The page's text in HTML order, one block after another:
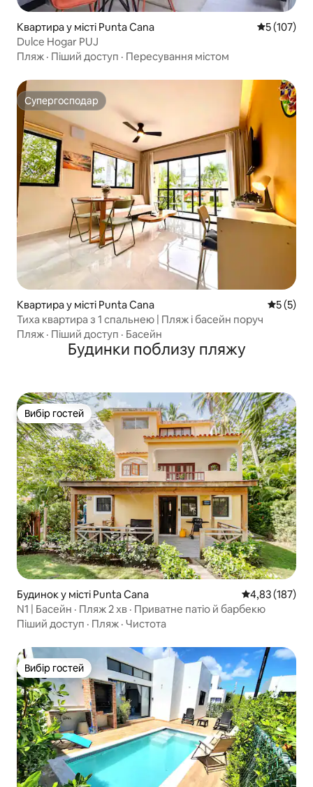
Квартира у місті Punta Cana Середня
5 (107)
Dulce Hogar PUJ
Пляж · Піший доступ · Пересування містом
Супергосподар
Супергосподар
Квартира у місті Punta Cana Середня
5 (5)
Тиха квартира з 1 спальнею | Пляж і басейн поруч
Пляж · Піший доступ · Басейн
Будинки поблизу пляжу
Вибір гостей
Вибір гостей
Будинок у місті Punta Cana Середня
4,83 (187)
N1 | Басейн · Пляж 2 хв · Приватне патіо й барбекю
Піший доступ · Пляж · Чистота
Вибір гостей
Вибір гостей